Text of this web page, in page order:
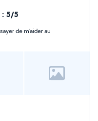
: 5/5
de m’aider au